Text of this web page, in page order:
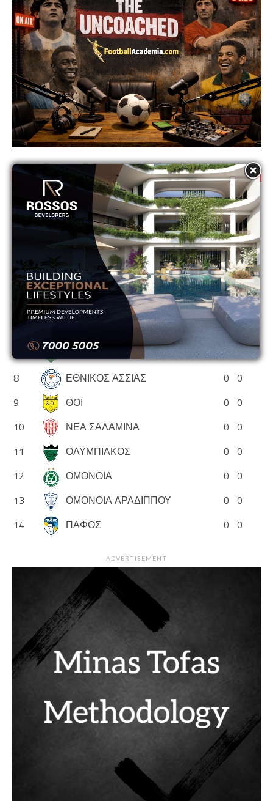
Κ16 Ανώτατη – Βαθμολογία 2026/27
Ομάδα P Pts
1
ΑΓΙΑ ΝΑΠΑ 0 0
ΑΕΚ 0 0
0 0
4
ΑΝΟΡΘΩΣΗ 0 0
ΑΠΟΕΛ 0 0
6
0 0
7
ΑΡΗΣ 0
0
8
ΕΘΝΙΚΟΣ ΑΣΣΙΑΣ 0 0
9
ΘΟΙ 0 0
10
ΝΕΑ ΣΑΛΑΜΙΝΑ 0 0
11
ΟΛΥΜΠΙΑΚΟΣ 0 0
12
ΟΜΟΝΟΙΑ 0 0
13
ΟΜΟΝΟΙΑ ΑΡΑΔΙΠΠΟΥ 0 0
14
ΠΑΦΟΣ 0 0
ADVERTISEMENT